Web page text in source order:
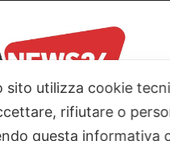
ITALIA – ESTERI
sito utilizza cookie
rifiutare o
questa informativa